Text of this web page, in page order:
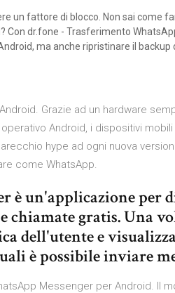
un fattore di blocco. Non sai come
Con dr.fone - Trasferimento
ma anche ripristinare il backup
Grazie ad un hardware
Android, i dispositivi
hype ad ogni nuova
come WhatsApp.
è un'applicazione
chiamate gratis. Una
dell'utente e
è possibile inviare
Messenger per Android. Il